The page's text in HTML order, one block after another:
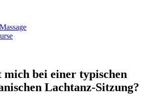
mich bei einer typischen
Lachtanz-Sitzung?